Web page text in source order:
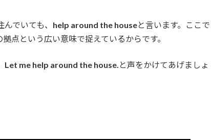
でいても、 help around the houseと言います。ここで
点という広い意味で捉えているからです。
Let me help around the house. と声をかけてあげましょ